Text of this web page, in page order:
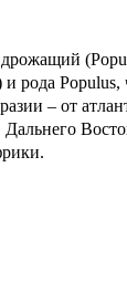
рода Populus,
– от